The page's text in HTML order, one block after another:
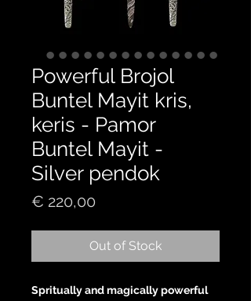
Powerful Brojol
Buntel Mayit kris,
keris - Pamor
Buntel Mayit -
Silver pendok
€ 220,00
Out of Stock
Spritually and magically powerful